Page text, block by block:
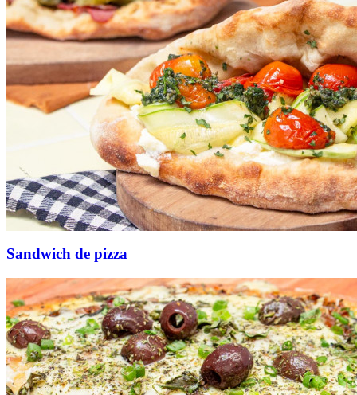
Sandwich de pizza